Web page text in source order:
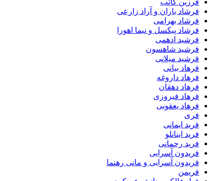
فرشاد باران و آراد زارعی
فرشاد بهرامی
فرشاد پیکسل و نیما اهورا
فرشید ادهمی
فرشید شاهسون
فرشید میلانی
فرهاد بیانی
فرهاد داروغه
فرهاد دهقان
فرهاد فیروزی
فرهاد یعقوبی
فری
فرید ایمانی
فرید اینانلو
فرید رحمانی
فریدون آسرایی
فریدون آسرایی و مانی رهنما
فریمن